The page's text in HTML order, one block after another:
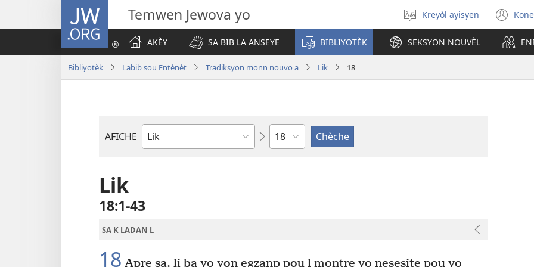
JW.ORG Temwen Jewova yo
Chwazi
lang
nan
Kreyòl ayisyen
AKÈY
SA BIB LA ANSEYE BIBLIYOTÈK SEKSYON NOUVÈL
Bibliyotèk Labib sou Entènèt Tradiksyon monn nouvo a Lik 18
AFICHE
Liv
chapit
Lik
18​:​1-43
SA K LADAN L
18 Apre sa, li ba yo yon egzanp pou l montre yo nesesite pou yo